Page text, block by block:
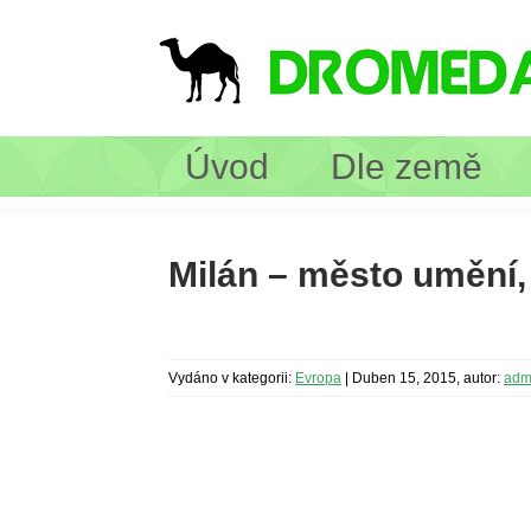
Úvod Dle země
Milán – město
Vydáno v kategorii: Evropa Duben 15, 2015, autor: